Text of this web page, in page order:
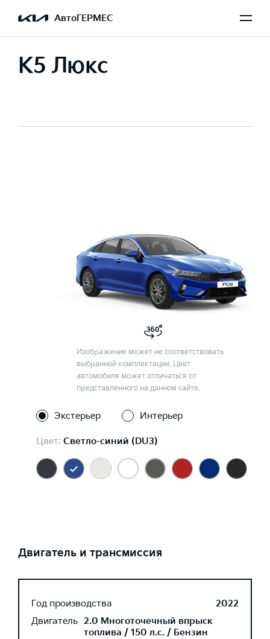
АвтоГЕРМЕС
K5 Люкс
Изображение может не соответствовать
выбранной комплектации. Цвет
автомобиля может отличаться от
представленного на данном сайте.
Экстерьер Интерьер
Цвет: Светло-синий (DU3)
Двигатель и трансмиссия
Год производства
2022
Двигатель 2.0 Многоточечный впрыск
топлива / 150 л.с. / Бензин